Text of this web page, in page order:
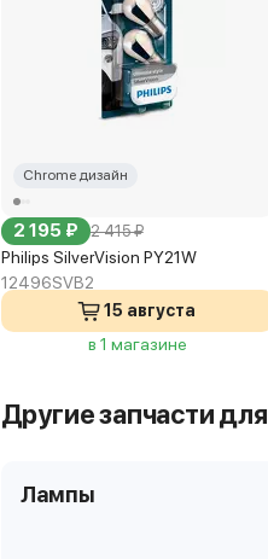
Chrome дизайн
2 195 ₽ 2 415 ₽
Philips SilverVision PY21W
12496SVB2
15 августа
в 1 магазине
Другие запчасти
Лампы